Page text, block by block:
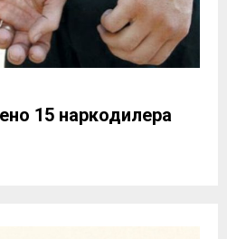
15 наркодилера